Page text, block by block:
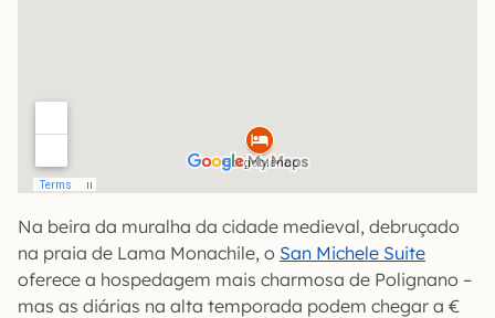
Na beira da muralha da cidade medieval, debruçado
na praia de Lama Monachile, o San Michele Suite
oferece a hospedagem mais charmosa de Polignano –
mas as diárias na alta temporada podem chegar a €